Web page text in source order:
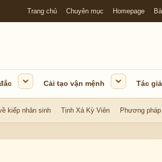
Trang chủ Chuyên mục Homepage
Cải tạo vận mệnh Tác giả
kiếp nhân sinh Tịnh Xá Kỳ Viên Phương